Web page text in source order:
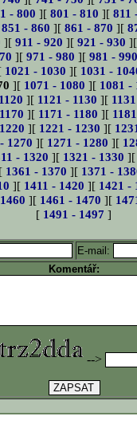
- 800 ][ 801 - 810 ][ 811
851 - 860 ][ 861 - 870 ][
][ 911 - 920 ][ 921 - 930
][971 - 980 ][981 -
1021 - 1030 ][ 1031 -
][ 1071 - 1080 ][ 1081 -
][ 1121 - 1130 ][
][ 1171 - 1180 ][
][ 1221 - 1230 ][
1270 ][ 1271 - 1280 ][
- 1320 ][ 1321 - 1330
1361 - 1370 ][ 1371 -
][ 1411 - 1420 ][ 1421 -
][ 1461 - 1470 ][
[ 1491 - 1497 ]
E-mail:
Komentář:
-->